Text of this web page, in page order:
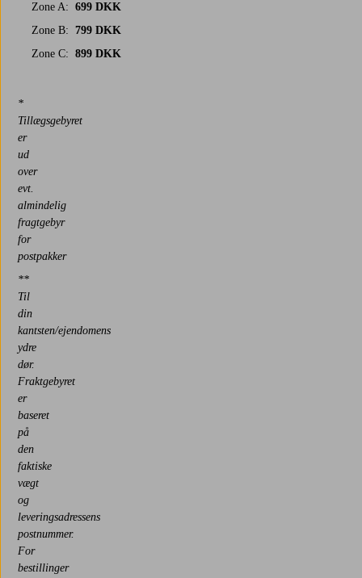
Zone A:699 DKK
Zone B:799 DKK
Zone C:899 DKK
*
Tillægsgebyret
er
ud
over
evt.
almindelig
fragtgebyr
for
postpakker
**
Til
din
kantsten/ejendomens
ydre
dør.
Fraktgebyret
er
baseret
på
den
faktiske
vægt
og
leveringsadressens
postnummer.
For
bestillinger